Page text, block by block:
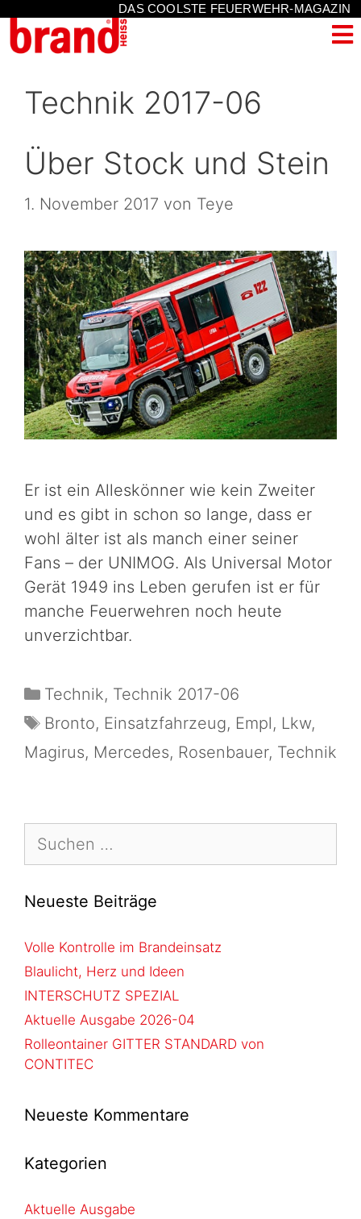
DAS COOLSTE FEUERWEHR-MAGAZIN
Technik 2017-06
Über Stock und Stein
1. November 2017 von Teye
Er ist ein Alleskönner wie kein Zweiter
und es gibt in schon so lange, dass er
wohl älter ist als manch einer seiner
Fans – der UNIMOG. Als Universal Motor
Gerät 1949 ins Leben gerufen ist er für
manche Feuerwehren noch heute
unverzichtbar.
Technik, Technik 2017-06
Bronto, Einsatzfahrzeug, Empl, Lkw,
Magirus, Mercedes, Rosenbauer, Technik
Neueste Beiträge
Volle Kontrolle im Brandeinsatz
Blaulicht, Herz und Ideen
INTERSCHUTZ SPEZIAL
Aktuelle Ausgabe 2026-04
Rolleontainer GITTER STANDARD von
CONTITEC
Neueste Kommentare
Kategorien
Aktuelle Ausgabe